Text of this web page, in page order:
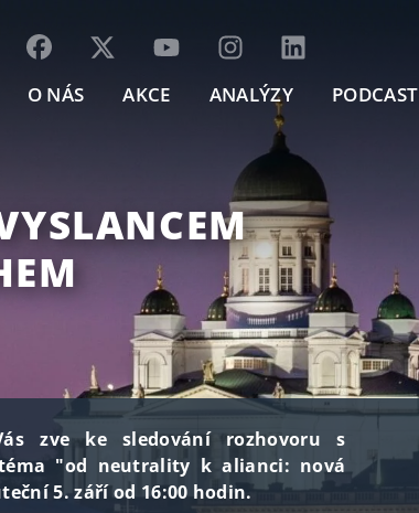
O NÁS AKCE ANALÝZY PODCAST
zve ke sledování rozhovoru s
"od neutrality k alianci: nová
5. září od 16:00 hodin.